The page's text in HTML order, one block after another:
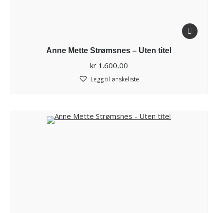
Anne Mette Strømsnes – Uten titel
kr1.600,00
Legg til ønskeliste